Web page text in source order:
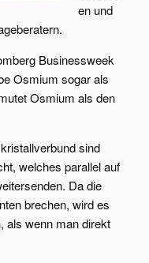
en und
Businessweek
Osmium sogar als
Osmium als den
sind
welches parallel auf
Da die
brechen, wird es
als wenn man direkt